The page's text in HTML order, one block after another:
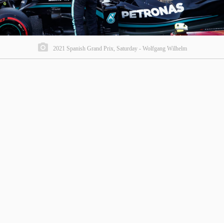
2021 Spanish Grand Prix, Saturday - Wolfgang Wilhelm